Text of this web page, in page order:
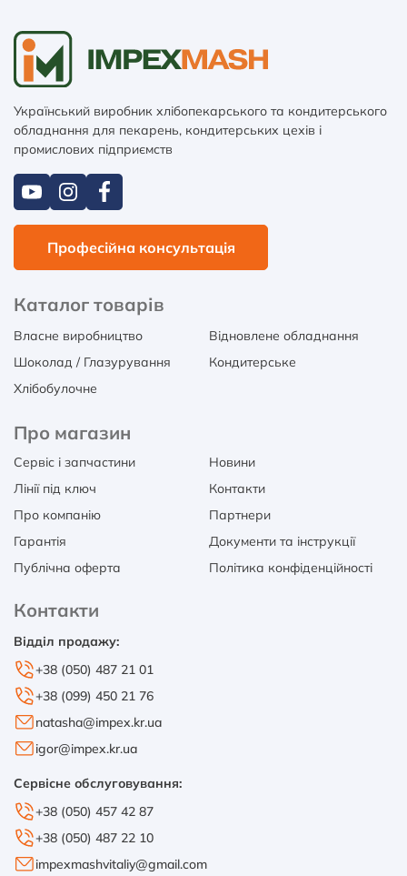
Український виробник хлібопекарського та кондитерського
обладнання для пекарень, кондитерських цехів і
промислових підприємств
Професійна консультація
Каталог товарів
Власне виробництво
Відновлене обладнання
Шоколад / Глазурування
Кондитерське
Хлібобулочне
Про магазин
Сервіс і запчастини
Новини
Лінії під ключ
Контакти
Про компанію
Партнери
Гарантія
Документи та інструкції
Публічна оферта
Політика конфіденційності
Контакти
Відділ продажу:
+38 (050) 487 21 01
+38 (099) 450 21 76
natasha@impex.kr.ua
igor@impex.kr.ua
Сервісне обслуговування:
+38 (050) 457 42 87
+38 (050) 487 22 10
impexmashvitaliy@gmail.com